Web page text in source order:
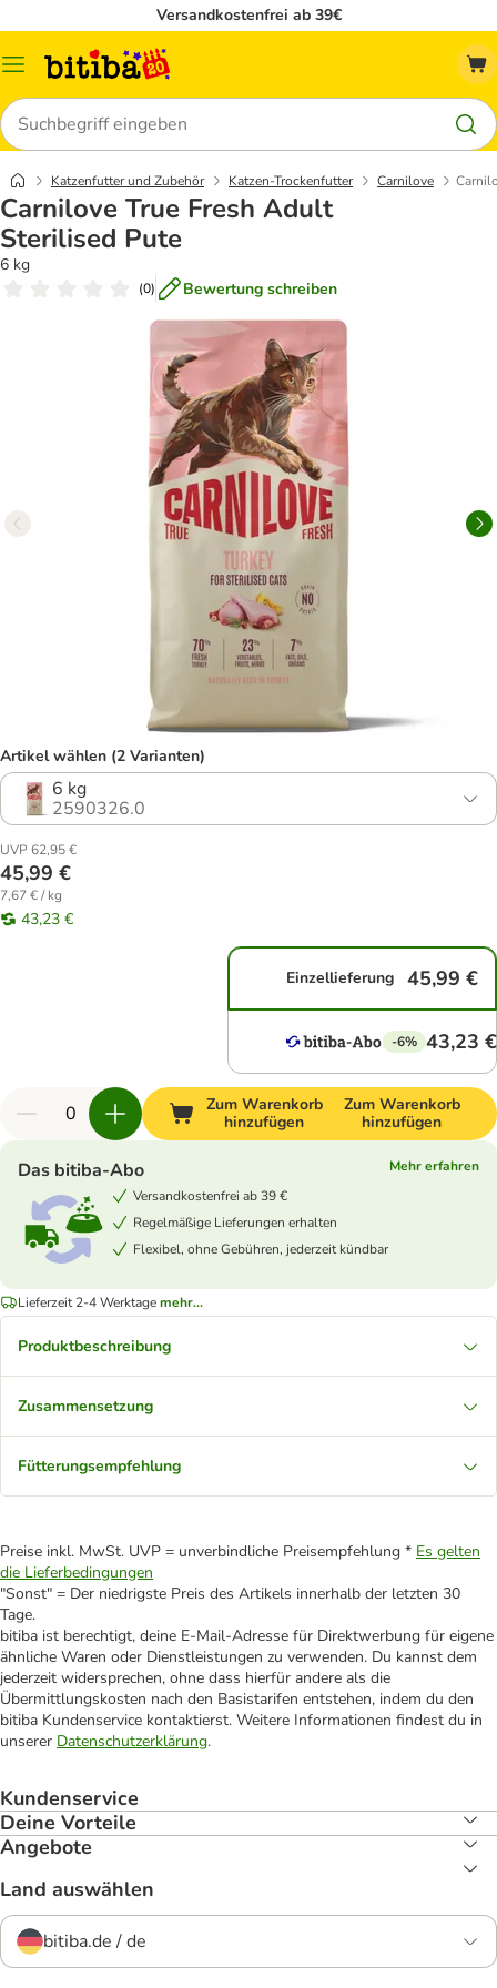
Versandkostenfrei ab 39€
Menü
Suchen
Katzenfutter und Zubehör Katzen-Trockenfutter Carnilove
Carnilove True Fresh Adult
Sterilised Pute
6 kg
(0) Bewertung schreiben
Artikel wählen (2 Varianten)
6 kg
2590326.0
UVP 62,95 €
45,99 €
7,67 € / kg
43,23 €
Einzellieferung 45,99 €
-6% 43,23 €
Zum Warenkorb
hinzufügen
Zum Warenkorb
hinzufügen
Das bitiba-Abo
Mehr erfahren
Versandkostenfrei ab 39 €
Regelmäßige Lieferungen erhalten
Flexibel, ohne Gebühren, jederzeit kündbar
Lieferzeit 2-4 Werktagemehr...
Produktbeschreibung
Zusammensetzung
Fütterungsempfehlung
Preise inkl. MwSt. UVP = unverbindliche Preisempfehlung * Es gelten
die Lieferbedingungen
"Sonst" = Der niedrigste Preis des Artikels innerhalb der letzten 30
Tage.
bitiba ist berechtigt, deine E-Mail-Adresse für Direktwerbung für eigene
ähnliche Waren oder Dienstleistungen zu verwenden. Du kannst dem
jederzeit widersprechen, ohne dass hierfür andere als die
Übermittlungskosten nach den Basistarifen entstehen, indem du den
bitiba Kundenservice kontaktierst. Weitere Informationen findest du in
unserer Datenschutzerklärung.
Kundenservice
Deine Vorteile
Angebote
Land auswählen
bitiba.de / de